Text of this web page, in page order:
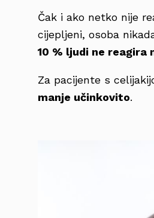
Čak i ako netko nije
cijepljeni, osoba
10 % ljudi ne reagira
Za pacijente s
manje učinkovito.